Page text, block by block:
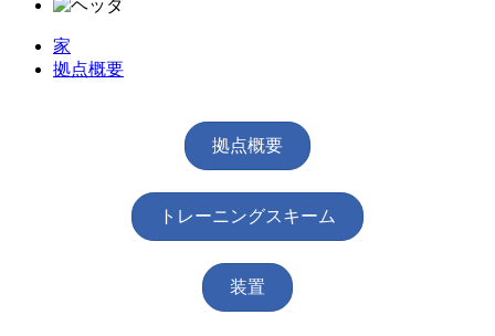
家
拠点概要
拠点概要
トレーニングスキーム
装置